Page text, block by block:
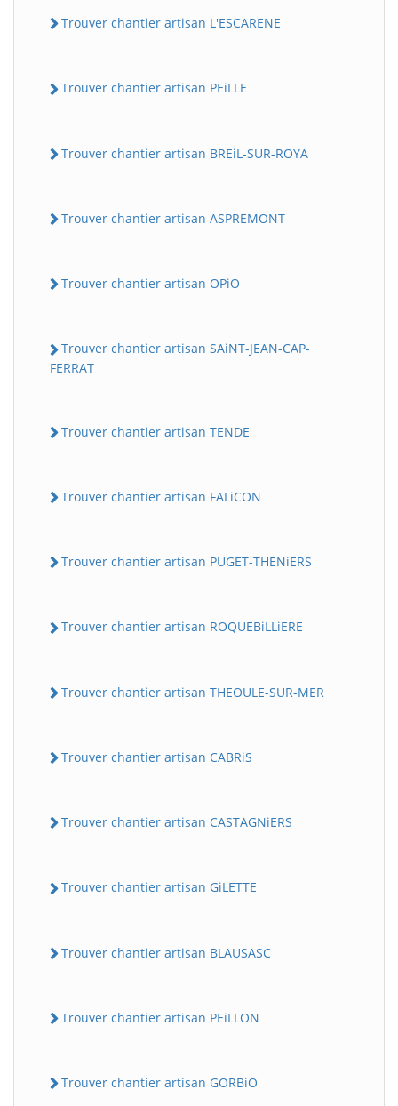
Trouver chantier artisan L'ESCARENE
Trouver chantier artisan PEiLLE
Trouver chantier artisan BREiL-SUR-ROYA
Trouver chantier artisan ASPREMONT
Trouver chantier artisan OPiO
Trouver chantier artisan SAiNT-JEAN-CAP-
FERRAT
Trouver chantier artisan TENDE
Trouver chantier artisan FALiCON
Trouver chantier artisan PUGET-THENiERS
Trouver chantier artisan ROQUEBiLLiERE
Trouver chantier artisan THEOULE-SUR-MER
Trouver chantier artisan CABRiS
Trouver chantier artisan CASTAGNiERS
Trouver chantier artisan GiLETTE
Trouver chantier artisan BLAUSASC
Trouver chantier artisan PEiLLON
Trouver chantier artisan GORBiO